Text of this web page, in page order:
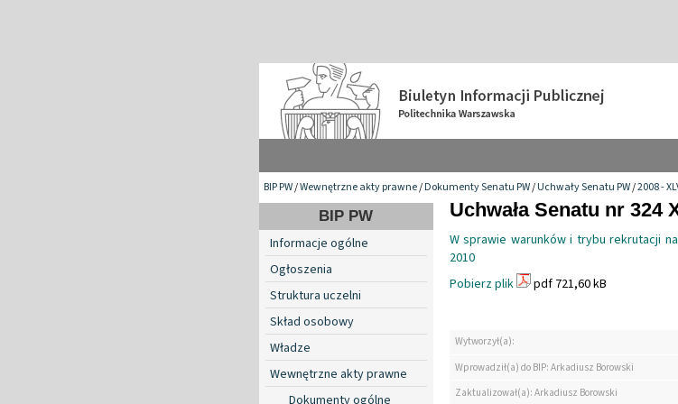
BIP PW/Wewnętrzne akty prawne/Dokumenty Senatu PW/Uchwały Senatu PW/2008 -
BIP PW
Informacje ogólne
Ogłoszenia
Struktura uczelni
Skład osobowy
Władze
Wewnętrzne akty prawne
Dokumenty ogólne
Uchwała Senatu nr 324
W sprawie warunków i trybu rekrutacji
2010
Pobierz plik
pdf 721,60 kB
Wytworzył(a):
Wprowadził(a) do BIP: Arkadiusz Borowski
Zaktualizował(a): Arkadiusz Borowski